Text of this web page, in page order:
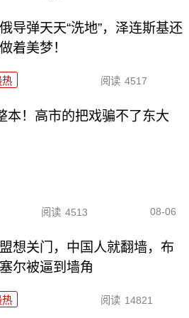
导弹天天“洗地”，泽连斯基还
着美梦！
热 阅读 4517
本！高市的把戏骗不了东大
阅读 4513 08-06
想关门，中国人就翻墙，布
尔被逼到墙角
热 阅读 14821